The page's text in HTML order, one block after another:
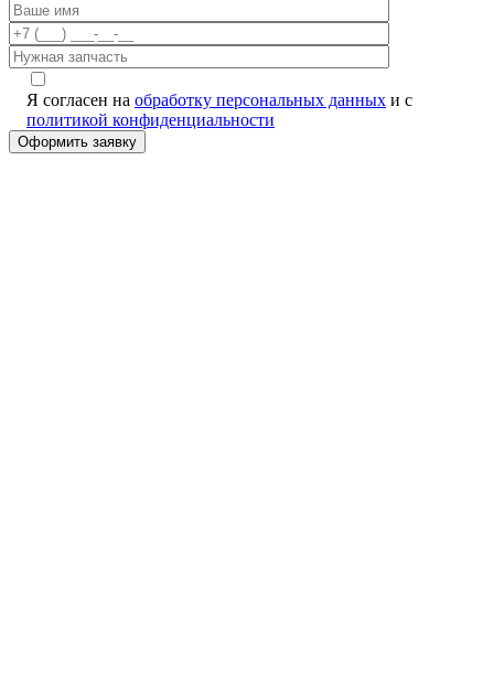
Я согласен на обработку персональных данных и с
политикой конфиденциальности